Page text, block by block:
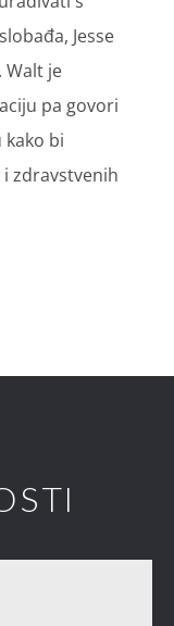
Jesse
je
pa govori
bi
zdravstvenih